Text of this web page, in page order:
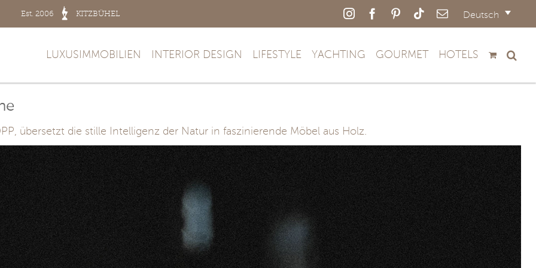
Est. 2006 KITZBÜHEL Deutsch
InstagramFacebookPinterestTiktokE-
LUXUSIMMOBILIEN INTERIOR DESIGN LIFESTYLE YACHTING GOURMET HOTELS
übersetzt die stille Intelligenz der Natur in faszinierende Möbel aus Holz.